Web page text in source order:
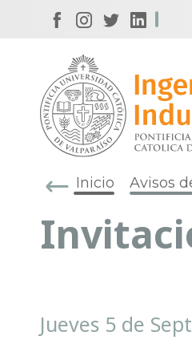
Inicio Avisos
Jueves 5 de